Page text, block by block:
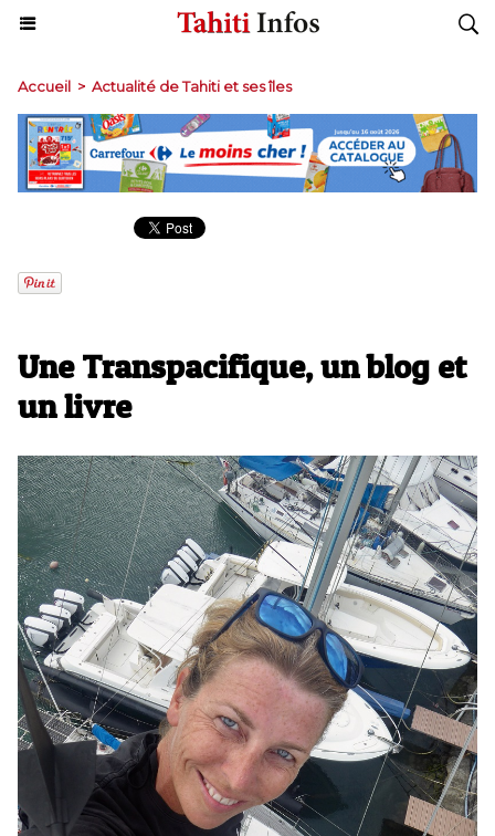
Accueil > Actualité de Tahiti et ses îles
Une Transpacifique, un blog et
un livre